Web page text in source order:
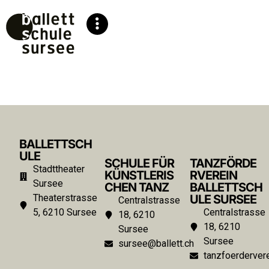
BALLETTSCH
ULE
Stadttheater
Sursee
Theaterstrasse
5, 6210 Sursee
SCHULE FÜR
KÜNSTLERIS
CHEN TANZ
Centralstrasse
18, 6210
Sursee
sursee@ballett.ch
TANZFÖRDE
RVEREIN
BALLETTSCH
ULE SURSEE
Centralstrasse
18, 6210
Sursee